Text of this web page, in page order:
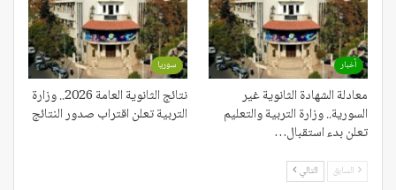
أخبار
معادلة الشهادة الثانوية غير
السورية.. وزارة التربية والتعليم
تعلن بدء استقبال…
سوريا
نتائج الثانوية العامة 2026.. وزارة
التربية تعلن اقتراب صدور النتائج
السابق التالي